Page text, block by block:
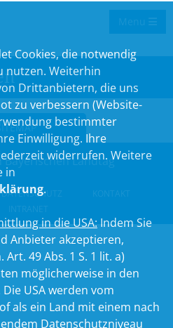
Menu
Bayerischen Landtag
DATENSCHUTZ
KONTAKT
INTRANET
Cookies, die notwendig
nutzen. Weiterhin
Drittanbietern, die uns
zu verbessern (Website-
bestimmter
Einwilligung. Ihre
widerrufen. Weitere
in
.
in die USA:Indem Sie
Anbieter akzeptieren,
49 Abs. 1 S. 1 lit. a)
möglicherweise in den
USA werden vom
als ein Land mit einem nach
Datenschutzniveau